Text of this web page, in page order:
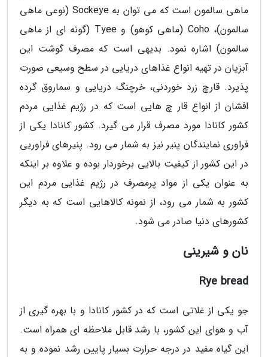
ماهی سالمون است که می توان به Sockeye (نوعی ماهی
سالمون)، Coho (ماهی کوهو) و Tyee (گونه ای از ماهی
سالمون) اشاره نمود. بدیهی است که مصرف گوشت این
آبزیان در تهیه انواع غذاهای دریایی در سطح وسیعی صورت
پذیرد. قارچ زرد خوردنی، خرچنگ دریایی و سماروق گرده
افشان از انواع قار چ هایی است که در رژیم غذایی مردم
کشور کانادا مورد مصرف قرار می گیرد. کشور کانادا یکی از
فراوری نمایندگان پنیر نیز به شمار می رود. پنیرهای فراوریی
در این کشور از کیفیت بالایی برخوردار بوده و علاوه بر اینکه
به عنوان یکی از مواد پرمصرف در رژیم غذایی مردم این
کشور به شمار می رود، از نمونه کالاهایی است که به دیگر
کشورهای دنیا صادر می شود.
نان و شیرینی
Rye bread
جو یکی از غلاتی است که در کشور کانادا و با بهره گیری از
آب و هوای این کشور، با رشد قابل ملاحظه ای همراه است.
این گیاه مفید در درجه حرارت بسیار پایین رشد نموده و به